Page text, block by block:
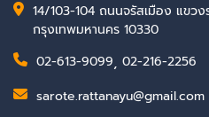
14/103-104 ถนนจรัสเมือง แขว
กรุงเทพมหานคร 10330
02-613-9099, 02-216-2256
sarote.rattanayu@gmail.com